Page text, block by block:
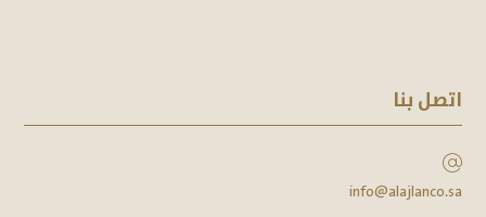
اتصل بنا
info@alajlanco.sa